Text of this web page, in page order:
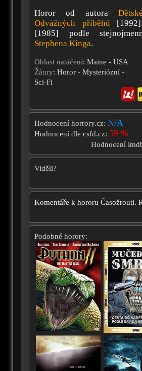
Horor od autora
Odvážných příběhů
[1985] podle
Stephena Kinga.
Oblast natáčení: Maine - USA
Žánry: Horor - Mysteriózní -
Sci-Fi
Hodnocení horrory.cz: N/A
Hodnocení dle csfd.cz: 59 %
Hodnocení
Viděli?
Komentáře k hororu Časožrouti.
Podobné horory: